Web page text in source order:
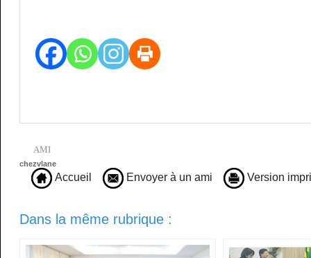
AMI
chezvlane
Accueil Envoyer à un ami Version
Dans la même rubrique :